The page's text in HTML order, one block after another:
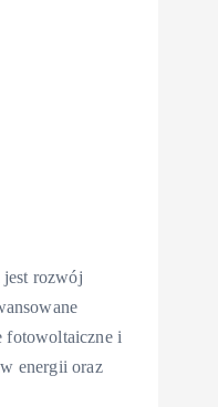
jest rozwój
fotowoltaiczne i
energii oraz